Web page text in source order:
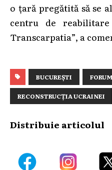
o țară pregătită să se
centru de
Transcarpatia”, a
BUCUREȘTI FORUM
RECONSTRUCȚIA UCRAINEI
Distribuie articolul